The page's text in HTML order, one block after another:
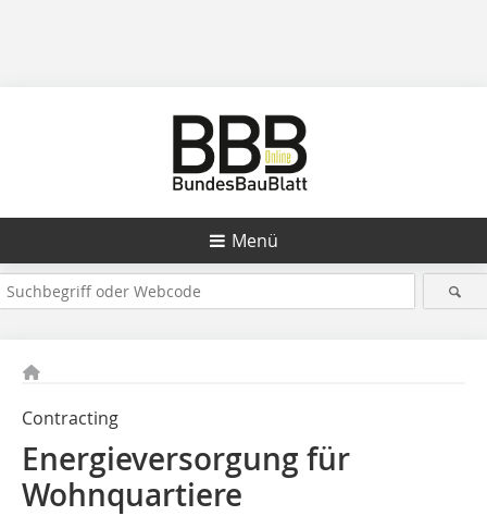
Menü
Contracting
Energieversorgung für
Wohnquartiere